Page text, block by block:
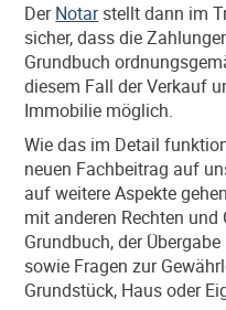
DerNotarstellt dann im
sicher, dass die
Grundbuch
diesem Fall der Verkauf
Immobilie möglich.
Wie das im Detail
neuen Fachbeitrag auf
auf weitere Aspekte
mit anderen Rechten
Grundbuch, der
sowie Fragen zur
Grundstück, Haus oder